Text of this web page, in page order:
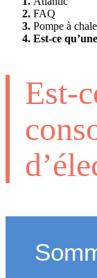
FAQ
Pompe à
Est-ce
Est-